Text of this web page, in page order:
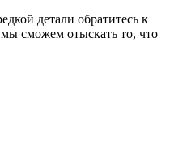
детали обратитесь к
сможем отыскать то, что